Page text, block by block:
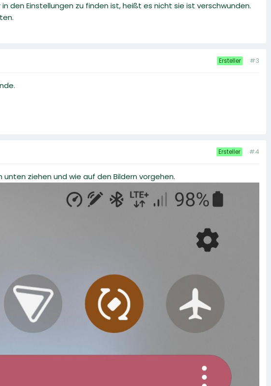
den Einstellungen zu finden ist, heißt es nicht sie ist verschwunden.
Ersteller #3
Ersteller #4
ziehen und wie auf den Bildern vorgehen.